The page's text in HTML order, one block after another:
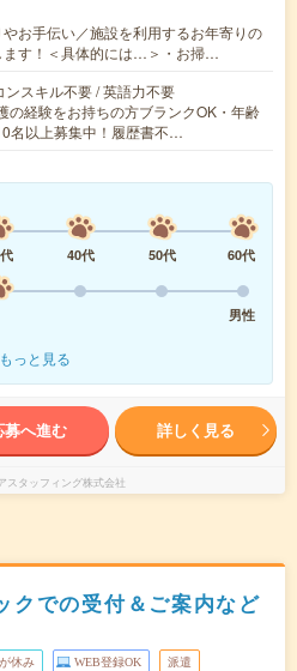
お手伝い／施設を利用するお年寄りの
ます！＜具体的には…＞・お掃…
ンスキル不要 / 英語力不要
の経験をお持ちの方ブランクOK・年齢
名以上募集中！履歴書不…
40代 50代
60代
男性
もっと見る
募へ進む 詳しく見る
スタッフィング株式会社
クでの受付＆ご案内など
休み WEB登録OK 派遣